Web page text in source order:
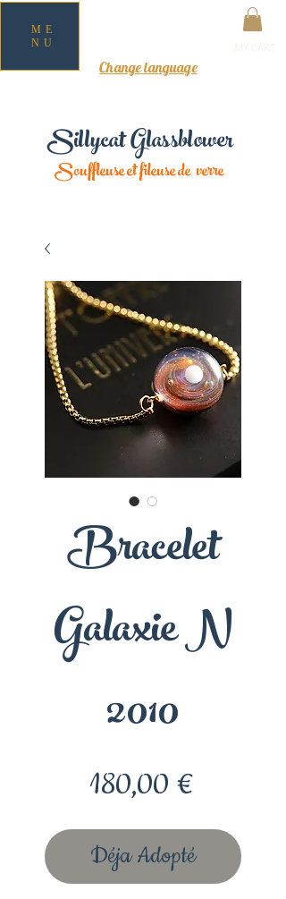
Sillycat Glassblower
Souffleuse et fileuse de verre
ME
NU
Change language
Bracelet
Galaxie N
2010
180,00 €Prix
Déja Adopté